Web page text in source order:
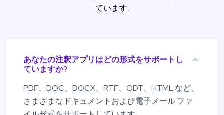
ています.
あなたの注釈アプリはどの形式をサポートし
ていますか?
PDF、DOC、DOCX、RTF、ODT、HTML など、
さまざまなドキュメントおよび電子メール ファ